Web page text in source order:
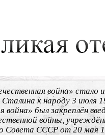
война» стало
к народу 3 июля
война» был закреплён
войны,
Совета СССР от 20 мая